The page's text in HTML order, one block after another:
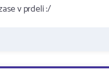
v prdeli :/